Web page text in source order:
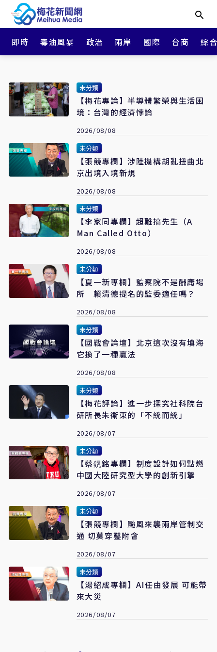
即時 毒油風暴 政治 兩岸 國際 台商 綜
未分類
【梅花專論】半導體繁榮與生活困
境：台灣的經濟悖論
2026/08/08
未分類
【張競專欄】涉陸機構胡亂扭曲北
京出境入境新規
2026/08/08
未分類
【李家同專欄】超難搞先生（A
Man Called Otto）
2026/08/08
未分類
【夏一新專欄】監察院不是酬庸場
所 賴清德提名的監委適任嗎？
2026/08/08
未分類
【國戰會論壇】北京這次沒有填海
它換了一種贏法
2026/08/08
未分類
【梅花評論】進一步探究社科院台
研所長朱衛東的「不統而統」
2026/08/07
未分類
【蔡鎤銘專欄】制度設計如何點燃
中國大陸研究型大學的創新引擎
2026/08/07
未分類
【張競專欄】颱風來襲兩岸管制交
通 切莫穿鑿附會
2026/08/07
未分類
【湯紹成專欄】AI任由發展 可能帶
來大災
2026/08/07